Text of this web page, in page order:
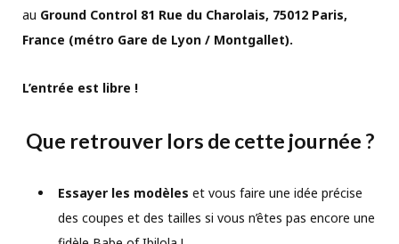
au Ground Control 81 Rue du Charolais, 75012 Paris,
France (métro Gare de Lyon / Montgallet).
L’entrée est libre !
Que retrouver lors de cette journée ?
Essayer les modèles et vous faire une idée précise
des coupes et des tailles si vous n’êtes pas encore une